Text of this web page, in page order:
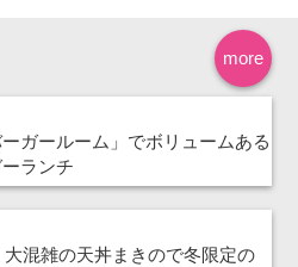
more
ガールーム」でボリュームある
ランチ
大混雑の天丼まきので冬限定の